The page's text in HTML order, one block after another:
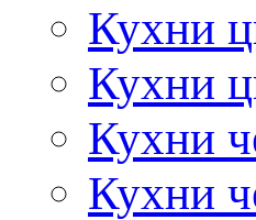
Кухни
Кухни
Кухни
Кухни